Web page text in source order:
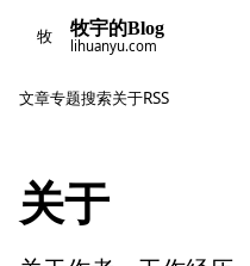
牧 牧宇的Blog
lihuanyu.com
文章专题搜索关于RSS
关于